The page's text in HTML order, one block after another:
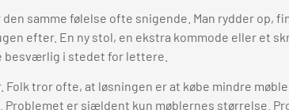
samme følelse ofte snigende. Man rydder op,
efter. En ny stol, en ekstra kommode eller et
besværlig i stedet for lettere.
tror ofte, at løsningen er at købe mindre
er sjældent kun møblernes størrelse.